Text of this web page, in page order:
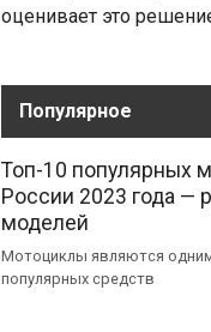
оценивает это
Популярное
Топ-10 популярных
России 2023 года —
моделей
Мотоциклы являются
популярных средств